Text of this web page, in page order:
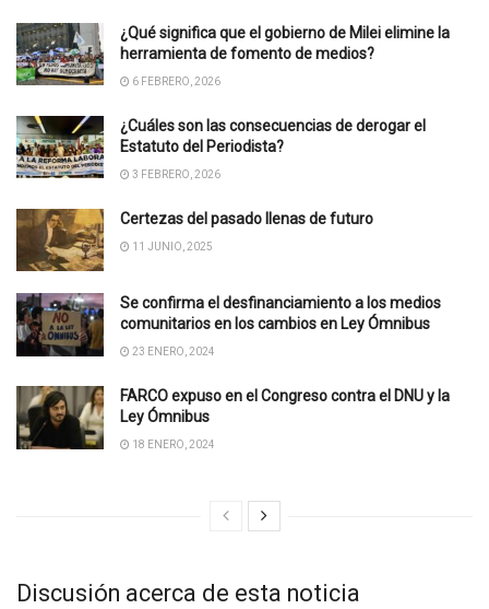
¿Qué significa que el gobierno de Milei elimine la
herramienta de fomento de medios?
6 FEBRERO, 2026
¿Cuáles son las consecuencias de derogar el
Estatuto del Periodista?
3 FEBRERO, 2026
Certezas del pasado llenas de futuro
11 JUNIO, 2025
Se confirma el desfinanciamiento a los medios
comunitarios en los cambios en Ley Ómnibus
23 ENERO, 2024
FARCO expuso en el Congreso contra el DNU y la
Ley Ómnibus
18 ENERO, 2024
Discusión acerca de esta noticia